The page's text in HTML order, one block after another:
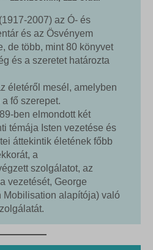
2007) az Ó- és
és az Ösvényem
de több, mint 80 könyvet
és a szeretet határozta
életéről mesél, amelyben
fő szerepet.
ben elmondott két
témája Isten vezetése és
áttekintik életének főbb
a
szolgálatot, az
vezetését, George
Mobilisation alapítója) való